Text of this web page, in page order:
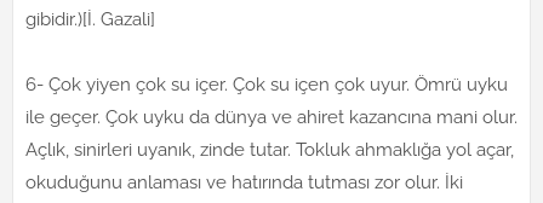
gibidir.)[İ. Gazali]
6- Çok yiyen çok su içer. Çok su içen çok uyur. Ömrü uyku
ile geçer. Çok uyku da dünya ve ahiret kazancına mani olur.
Açlık, sinirleri uyanık, zinde tutar. Tokluk ahmaklığa yol açar,
okuduğunu anlaması ve hatırında tutması zor olur. İki